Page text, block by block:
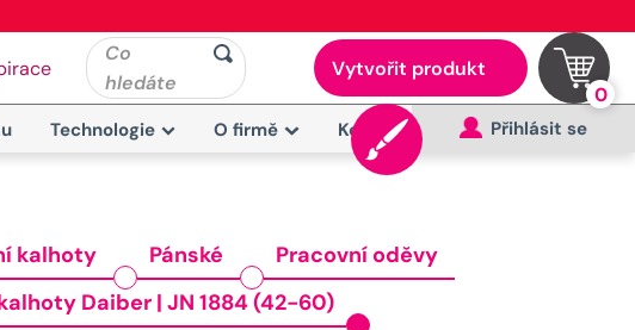
Co
hledáte
Vytvořit produkt
0
Technologie O firmě Kontakt Přihlásit se
kalhoty Pánské
Pracovní oděvy
Daiber | JN 1884 (42-60)